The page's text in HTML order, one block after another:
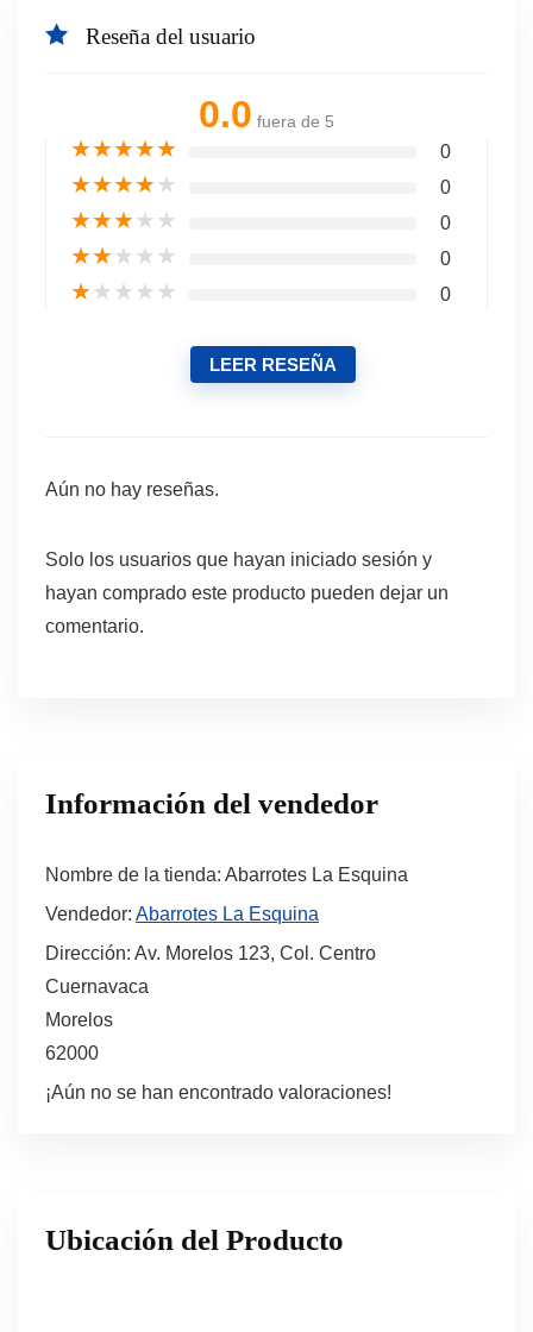
Reseña del usuario
0.0 fuera de 5
★★★★★ 0
★★★★★ 0
★★★★★ 0
★★★★★ 0
★★★★★ 0
LEER RESEÑA
Aún no hay reseñas.
Solo los usuarios que hayan iniciado sesión y
hayan comprado este producto pueden dejar un
comentario.
Información del vendedor
Nombre de la tienda: Abarrotes La Esquina
Vendedor: Abarrotes La Esquina
Dirección: Av. Morelos 123, Col. Centro
Cuernavaca
Morelos
62000
¡Aún no se han encontrado valoraciones!
Ubicación del Producto